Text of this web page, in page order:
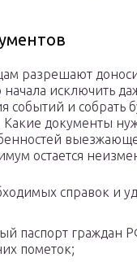
разрешают
начала исключить
событий и собрать
Какие документы
остается
справок и
паспорт граждан
пометок;